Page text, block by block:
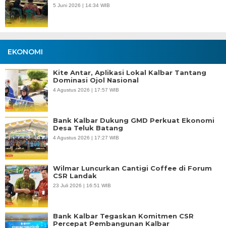
5 Juni 2026 | 14:34 WIB
EKONOMI
Kite Antar, Aplikasi Lokal Kalbar Tantang
Dominasi Ojol Nasional
4 Agustus 2026 | 17:57 WIB
Bank Kalbar Dukung GMD Perkuat Ekonomi
Desa Teluk Batang
4 Agustus 2026 | 17:27 WIB
Wilmar Luncurkan Cantigi Coffee di Forum
CSR Landak
23 Juli 2026 | 16:51 WIB
Bank Kalbar Tegaskan Komitmen CSR
Percepat Pembangunan Kalbar